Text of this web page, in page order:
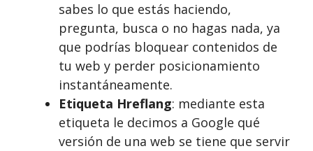
sabes lo que estás haciendo,
pregunta, busca o no hagas nada, ya
que podrías bloquear contenidos de
tu web y perder posicionamiento
instantáneamente.
Etiqueta Hreflang: mediante esta
etiqueta le decimos a Google qué
versión de una web se tiene que servir